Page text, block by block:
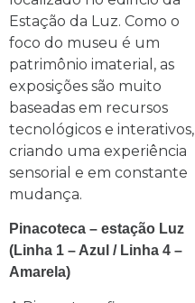
Estação da Luz. Como o
foco do museu é um
patrimônio imaterial, as
exposições são muito
baseadas em recursos
tecnológicos e interativos,
criando uma experiência
sensorial e em constante
mudança.
Pinacoteca – estação Luz
(Linha 1 – Azul / Linha 4 –
Amarela)